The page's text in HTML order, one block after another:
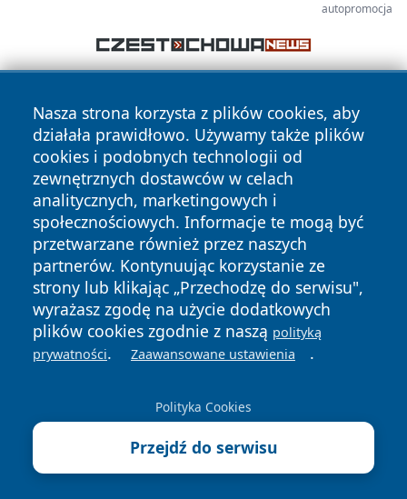
autopromocja
Nasza strona korzysta z plików cookies, aby
działała prawidłowo. Używamy także plików
cookies i podobnych technologii od
zewnętrznych dostawców w celach
analitycznych, marketingowych i
społecznościowych. Informacje te mogą być
przetwarzane również przez naszych
partnerów. Kontynuując korzystanie ze
strony lub klikając „Przechodzę do serwisu",
wyrażasz zgodę na użycie dodatkowych
plików cookies zgodnie z naszą polityką
prywatności. Zaawansowane ustawienia .
Polityka Cookies
Przejdź do serwisu
Copyright © 2026 oswieciminfo.pl Wszystkie prawa
zastrzeżone.
News Autorzy
Polityka
Prywatności
Polityka
Cookies